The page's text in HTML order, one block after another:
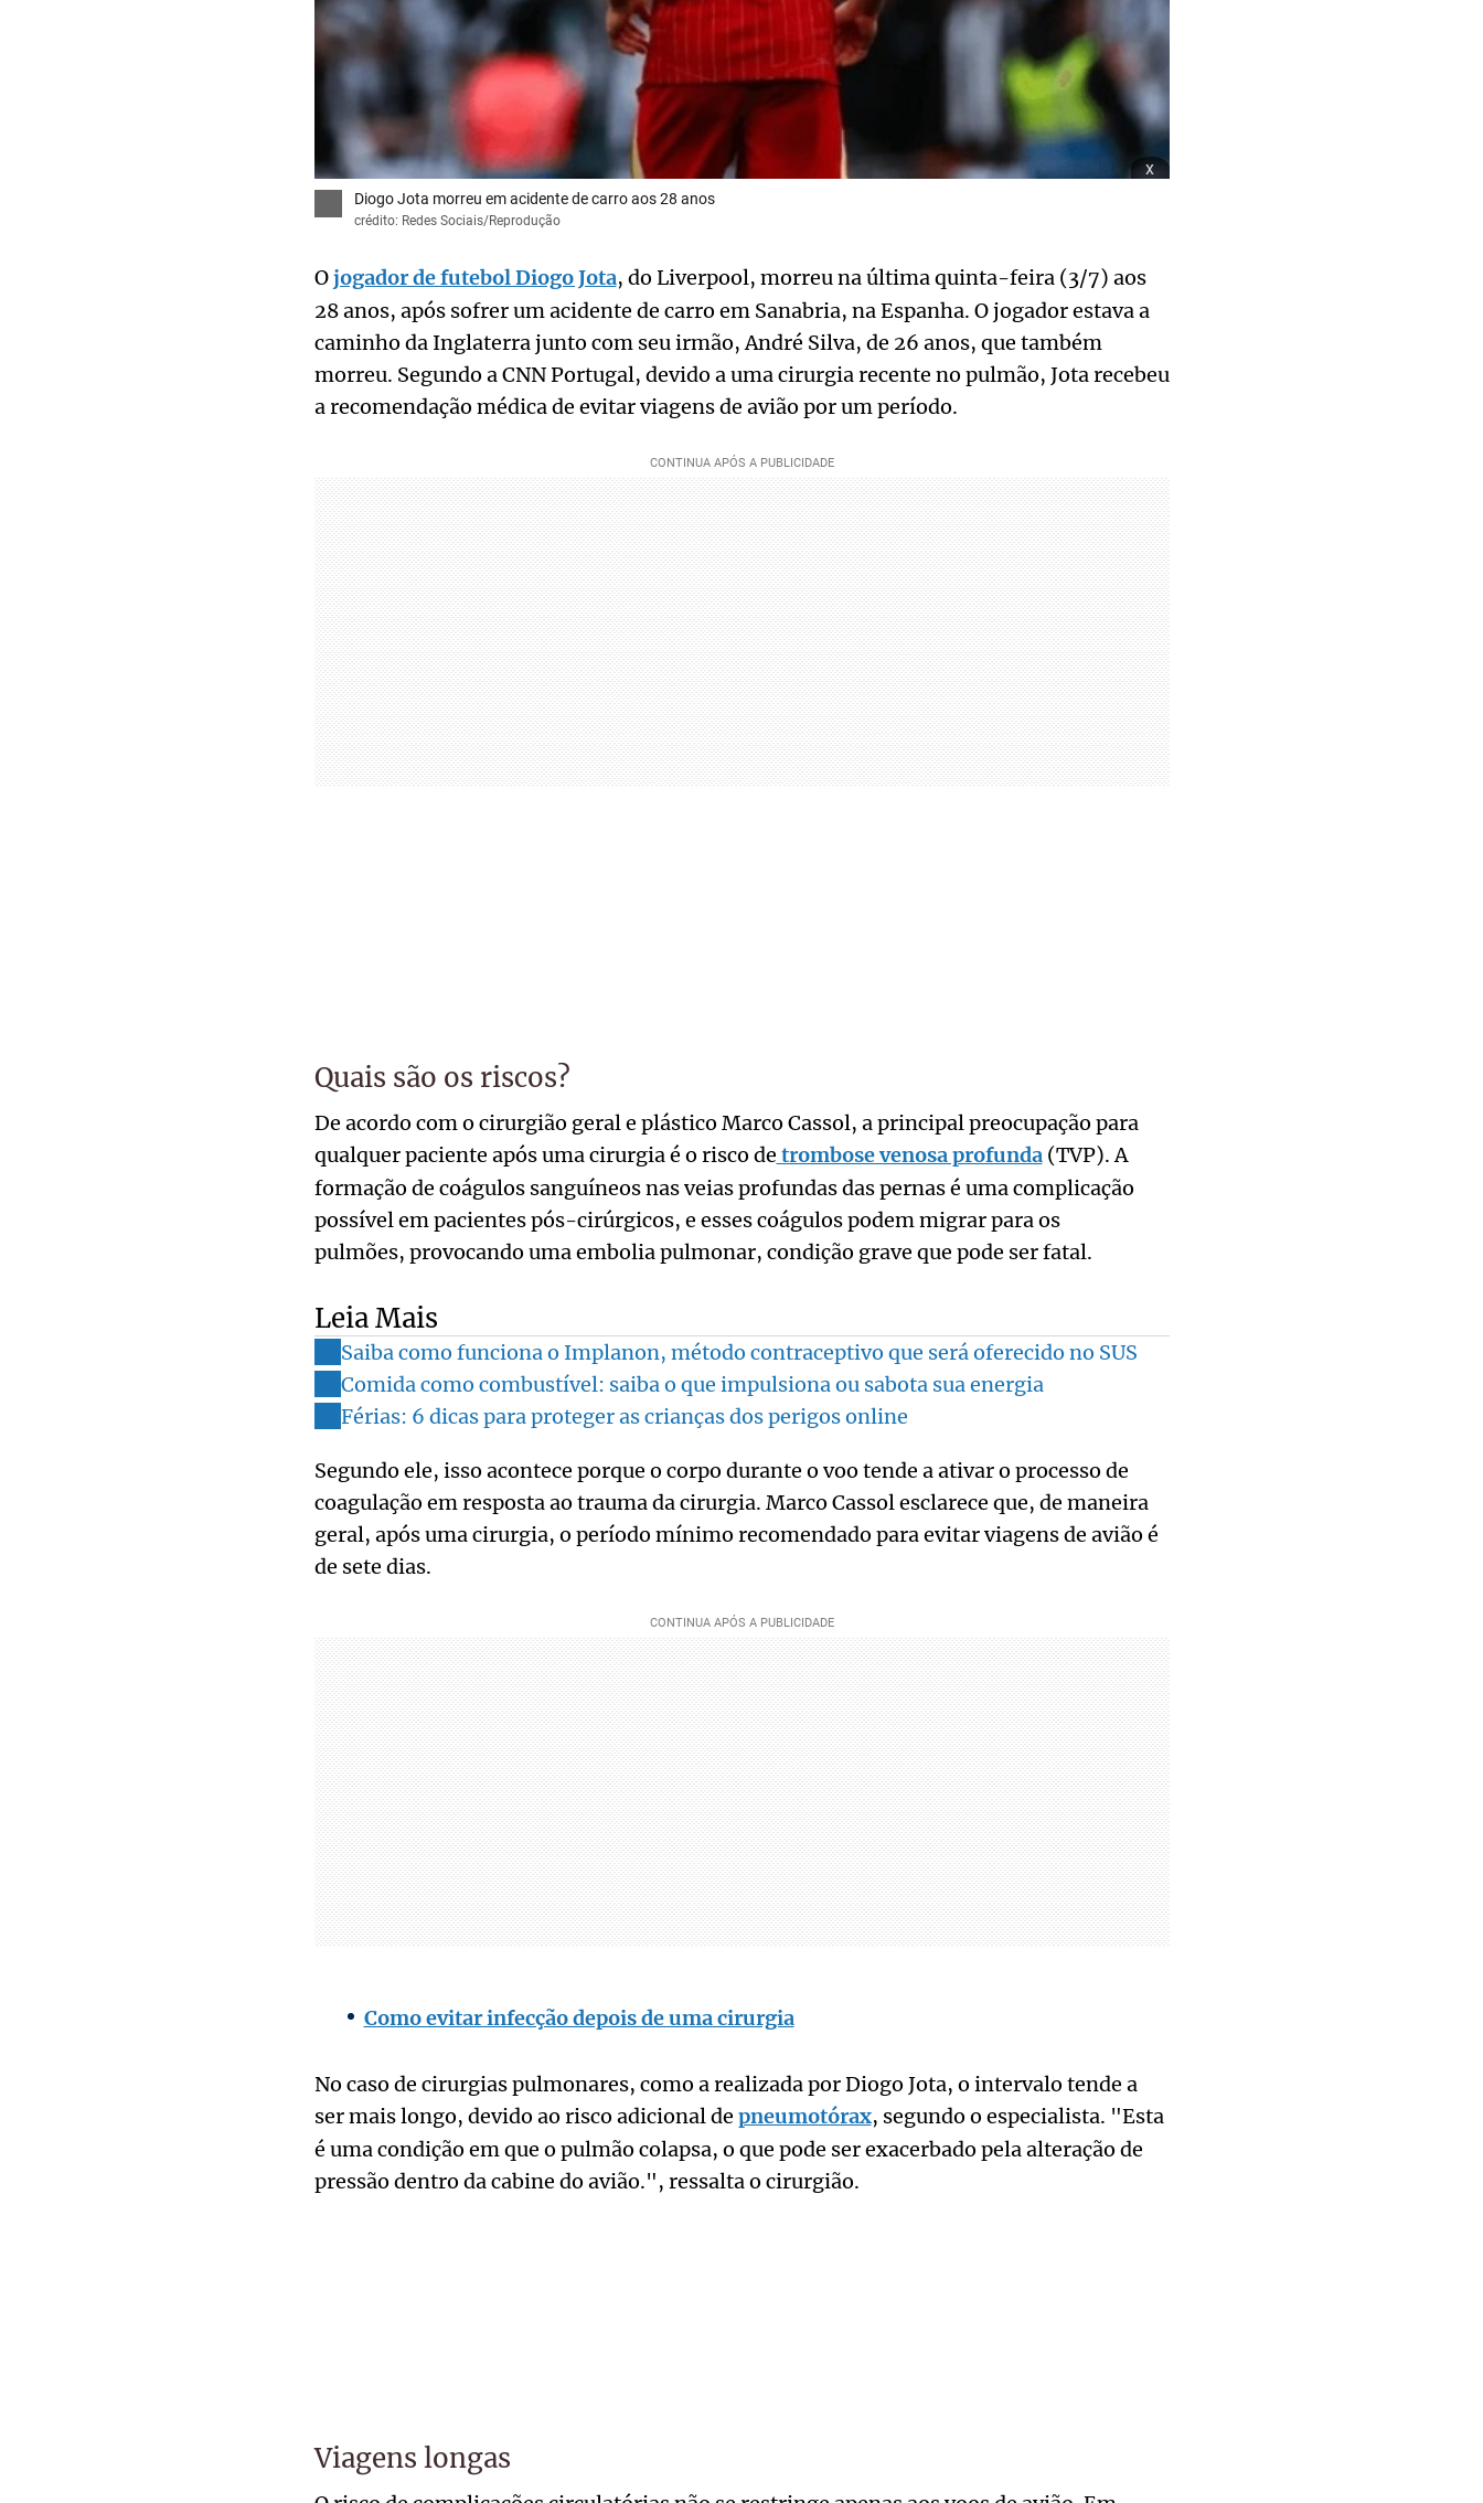
x
Diogo Jota morreu em acidente de carro aos 28 anos
crédito: Redes Sociais/Reprodução
Ojogador de futebol Diogo Jota, do Liverpool, morreu na última quinta-feira (3/7) aos
28 anos, após sofrer um acidente de carro em Sanabria, na Espanha. O jogador estava a
caminho da Inglaterra junto com seu irmão, André Silva, de 26 anos, que também
morreu. Segundo a CNN Portugal, devido a uma cirurgia recente no pulmão, Jota recebeu
a recomendação médica de evitar viagens de avião por um período.
Quais são os riscos?
De acordo com o cirurgião geral e plástico Marco Cassol, a principal preocupação para
qualquer paciente após uma cirurgia é o risco de trombose venosa profunda(TVP). A
formação de coágulos sanguíneos nas veias profundas das pernas é uma complicação
possível em pacientes pós-cirúrgicos, e esses coágulos podem migrar para os
pulmões, provocando uma embolia pulmonar, condição grave que pode ser fatal.
Leia Mais
Saiba como funciona o Implanon, método contraceptivo que será oferecido no SUS
Comida como combustível: saiba o que impulsiona ou sabota sua energia
Férias: 6 dicas para proteger as crianças dos perigos online
Segundo ele, isso acontece porque o corpo durante o voo tende a ativar o processo de
coagulação em resposta ao trauma da cirurgia. Marco Cassol esclarece que, de maneira
geral, após uma cirurgia, o período mínimo recomendado para evitar viagens de avião é
de sete dias.
Como evitar infecção depois de uma cirurgia
No caso de cirurgias pulmonares, como a realizada por Diogo Jota, o intervalo tende a
ser mais longo, devido ao risco adicional de pneumotórax, segundo o especialista. "Esta
é uma condição em que o pulmão colapsa, o que pode ser exacerbado pela alteração de
pressão dentro da cabine do avião.", ressalta o cirurgião.
Viagens longas